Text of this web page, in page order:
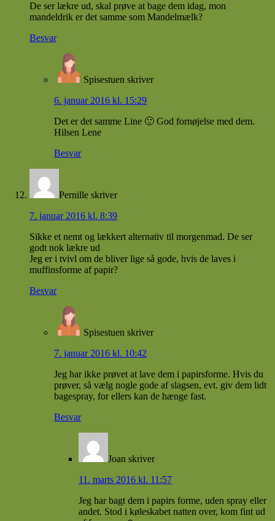
De ser lækre ud, skal prøve at bage dem idag, mon
mandeldrik er det samme som Mandelmælk?
Besvar
Spisestuen skriver
6. januar 2016 kl. 15:29
Det er det samme Line 🙂 God fornøjelse med dem.
Hilsen Lene
Besvar
Pernille skriver
7. januar 2016 kl. 8:39
Sikke et nemt og lækkert alternativ til morgenmad. De ser
godt nok lækre ud
Jeg er i tvivl om de bliver lige så gode, hvis de laves i
muffinsforme af papir?
Besvar
Spisestuen skriver
7. januar 2016 kl. 10:42
Jeg har ikke prøvet at lave dem i papirsforme. Hvis du
prøver, så vælg nogle gode af slagsen, evt. giv dem lidt
bagespray, for ellers kan de hænge fast.
Besvar
Joan skriver
11. marts 2016 kl. 11:57
Jeg har bagt dem i papirs forme, uden spray eller
andet. Stod i køleskabet natten over, kom fint ud